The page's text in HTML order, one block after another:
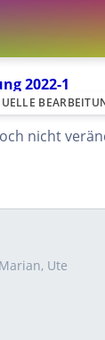
2022-1
nicht